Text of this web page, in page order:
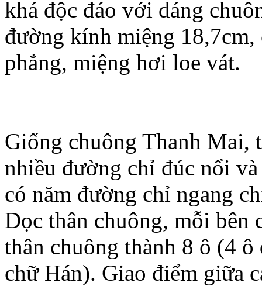
khá độc đáo với dáng
đường kính miệng
phẳng, miệng hơi loe vát.
Giống chuông Thanh Mai,
nhiều đường chỉ đúc nổi
có năm đường chỉ ngang
Dọc thân chuông, mỗi bên
thân chuông thành 8 ô (4
chữ Hán). Giao điểm giữa